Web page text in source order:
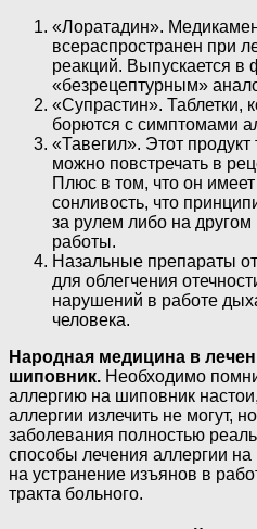
«Лоратадин».
всераспространен при
реакций. Выпускается в
«безрецептурным»
«Супрастин». Таблетки,
борются с симптомами
«Тавегил». Этот
можно повстречать в
Плюс в том, что он
сонливость, что
за рулем либо на
работы.
Назальные препараты
для облегчения
нарушений в работе
человека.
Народная медицина в
шиповник. Необходимо
аллергию на шиповник
аллергии излечить не могут,
заболевания полностью
способы лечения аллергии
на устранение изъянов в
тракта больного.